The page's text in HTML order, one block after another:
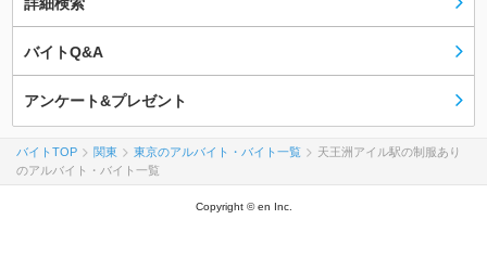
バイトQ&A
アンケート&プレゼント
バイトTOP 関東 東京のアルバイト・バイト一覧
天王洲アイル駅の制服あり
のアルバイト・バイト一覧
Copyright © en Inc.